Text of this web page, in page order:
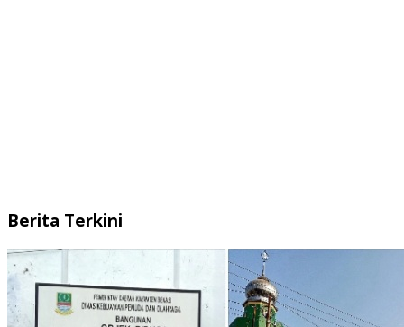
Berita Terkini